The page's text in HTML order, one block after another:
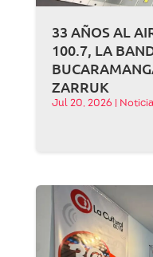
33 AÑOS AL
100.7, LA
ZARRUK
Jul 20, 2026